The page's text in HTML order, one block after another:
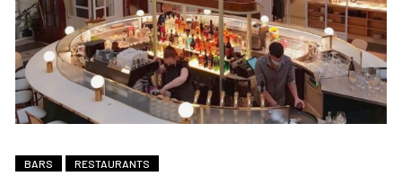
BARS RESTAURANTS